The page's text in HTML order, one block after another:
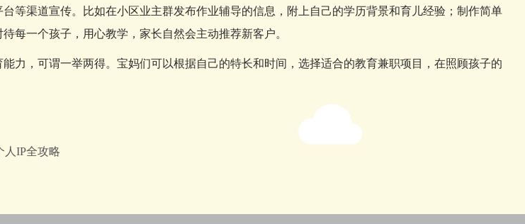
等渠道宣传。比如在小区业主群发布作业辅导的信息，附上自己的学历背景和育儿经验；制作简单
每一个孩子，用心教学，家长自然会主动推荐新客户。
力，可谓一举两得。宝妈们可以根据自己的特长和时间，选择适合的教育兼职项目，在照顾孩子的
人IP全攻略